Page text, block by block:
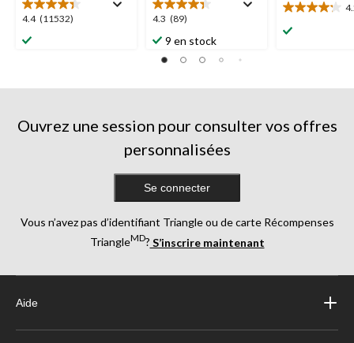
4.4 (11532)
4.4
étoile(s)
4.3 (89)
4.3
étoile(s)
sur
5.
9 en stock
4.2
étoile(s)
évaluations
Ouvrez une session pour consulter vos offres
personnalisées
Se connecter
Vous n’avez pas d’identifiant Triangle ou de carte Récompenses
TriangleMD? S’inscrire maintenant
Aide